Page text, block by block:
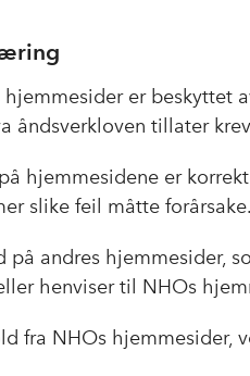
er beskyttet
åndsverkloven tillater
hjemmesidene er
slike feil måtte forårsake.
på andres hjemmesider,
henviser til NHOs
fra NHOs hjemmesider,